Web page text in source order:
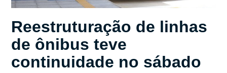
Reestruturação de linhas
de ônibus teve
continuidade no sábado